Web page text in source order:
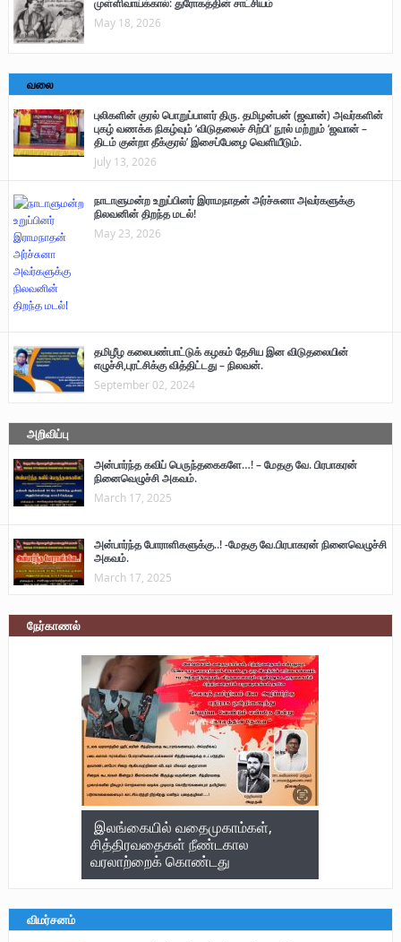
May 18, 2026
வலை
புலிகளின் குரல் பொறுப்பாளர் திரு. தமிழன்பன் (ஜவான்) அவர்களின்
புகழ் வணக்க நிகழ்வும் ‘விடுதலைச் சிற்பி’ நூல் மற்றும் ‘ஜவான் –
திடம் குன்றா தீக்குரல்’ இசைப்பேழை வெளியீடும்.
July 13, 2026
நாடாளுமன்ற உறுப்பினர் இராமநாதன் அர்ச்சுனா அவர்களுக்கு
நிலவனின் திறந்த மடல்!
May 23, 2026
தமிழீழ கலைபண்பாட்டுக் கழகம் தேசிய இன விடுதலையின்
எழுச்சி,புரட்சிக்கு வித்திட்டது – நிலவன்.
September 02, 2024
அறிவிப்பு
அன்பார்ந்த கவிப் பெருந்தகைகளே…! – மேதகு வே. பிரபாகரன்
நினைவெழுச்சி அகவம்.
March 17, 2025
அன்பார்ந்த போராளிகளுக்கு..! -மேதகு வே.பிரபாகரன் நினைவெழுச்சி
அகவம்.
March 17, 2025
நேர்காணல்
இலங்கையில் வதைமுகாம்கள்,
சித்திரவதைகள் நீண்டகால
வரலாற்றைக் கொண்டது
விமர்சனம்